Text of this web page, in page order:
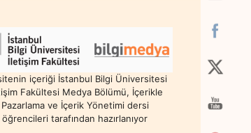
içeriği İstanbul Bilgi Üniversitesi
Fakültesi Medya Bölümü, İçerikle
Pazarlama ve İçerik Yönetimi dersi
öğrencileri tarafından hazırlanıyor